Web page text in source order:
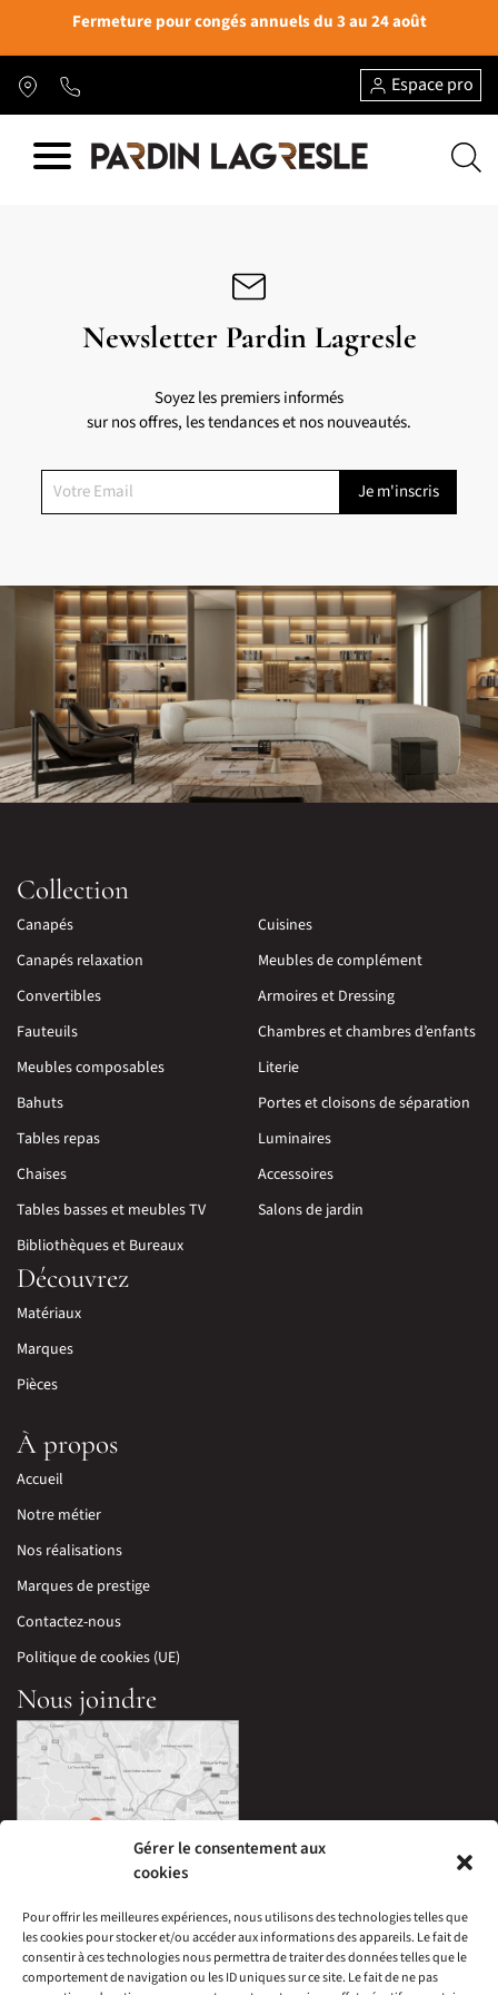
Gérer le consentement aux
cookies
Pour offrir les meilleures expériences, nous utilisons des technologies telles que
les cookies pour stocker et/ou accéder aux informations des appareils. Le fait de
consentir à ces technologies nous permettra de traiter des données telles que le
comportement de navigation ou les ID uniques sur ce site. Le fait de ne pas
Fermeture pour congés annuels du 3 au 24 août
Espace pro
Newsletter Pardin Lagresle
Soyez les premiers informés
sur nos offres, les tendances et nos nouveautés.
Collection
Canapés
Canapés relaxation
Convertibles
Fauteuils
Meubles composables
Bahuts
Tables repas
Chaises
Tables basses et meubles TV
Bibliothèques et Bureaux
Cuisines
Meubles de complément
Armoires et Dressing
Chambres et chambres d’enfants
Literie
Portes et cloisons de séparation
Luminaires
Accessoires
Salons de jardin
Découvrez
Matériaux
Marques
Pièces
À propos
Accueil
Notre métier
Nos réalisations
Marques de prestige
Contactez-nous
Politique de cookies (UE)
Nous joindre
33 Avenue Edouard Millaud,
69290 Craponne, France